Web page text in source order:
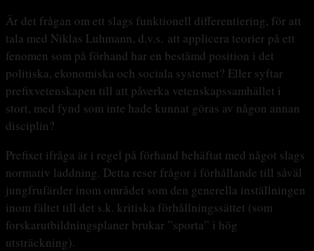
Är det frågan om ett slags funktionell differentiering, för att
tala med Niklas Luhmann, d.v.s. att applicera teorier på ett
fenomen som på förhand har en bestämd position i det
politiska, ekonomiska och sociala systemet? Eller syftar
prefixvetenskapen till att påverka vetenskapssamhället i
stort, med fynd som inte hade kunnat göras av någon annan
disciplin?
Prefixet ifråga är i regel på förhand behäftat med något slags
normativ laddning. Detta reser frågor i förhållande till såväl
jungfrufärder inom området som den generella inställningen
inom fältet till det s.k. kritiska förhållningssättet (som
forskarutbildningsplaner brukar ”sporta” i hög
utsträckning).